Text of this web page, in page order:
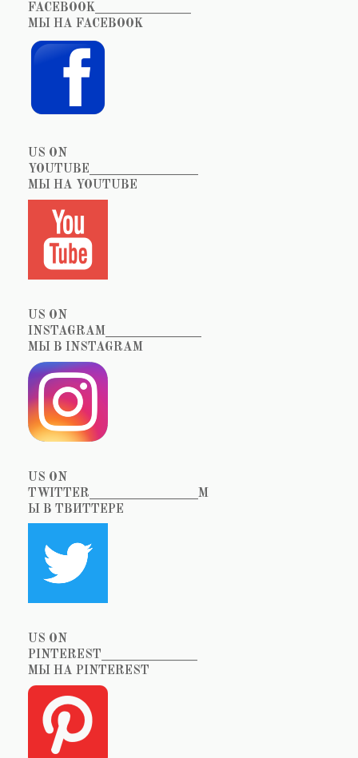
FACEBOOK_______________
МЫ НА FACEBOOK
US ON
YOUTUBE_________________
МЫ НА YOUTUBE
US ON
INSTAGRAM_______________
МЫ В INSTAGRAM
US ON
TWITTER_________________М
Ы В ТВИТТЕРЕ
US ON
PINTEREST_______________
МЫ НА PINTEREST